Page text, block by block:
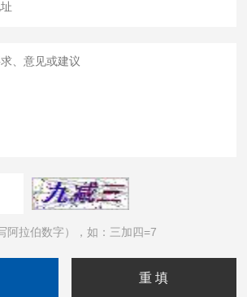
阿拉伯数字），如：三加四=7